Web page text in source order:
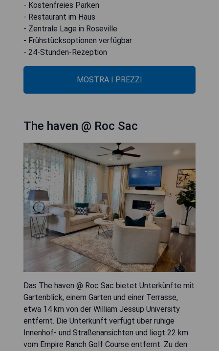
- Kostenfreies Parken
- Restaurant im Haus
- Zentrale Lage in Roseville
- Frühstücksoptionen verfügbar
- 24-Stunden-Rezeption
MOSTRA I PREZZI
The haven @ Roc Sac
Das The haven @ Roc Sac bietet Unterkünfte mit
Gartenblick, einem Garten und einer Terrasse,
etwa 14 km von der William Jessup University
entfernt. Die Unterkunft verfügt über ruhige
Innenhof- und Straßenansichten und liegt 22 km
vom Empire Ranch Golf Course entfernt. Zu den